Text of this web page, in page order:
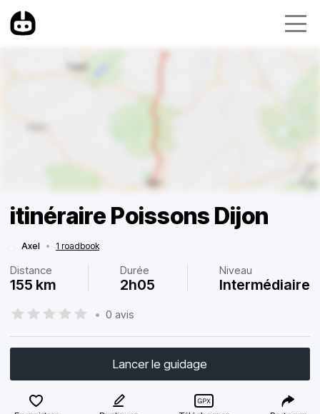
itinéraire Poissons Dijon
Axel • 1 roadbook
Distance
155 km
Durée
2h05
Niveau
Intermédiaire
• 0 avis
Lancer le guidage